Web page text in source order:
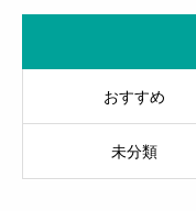
おすすめ
未分類